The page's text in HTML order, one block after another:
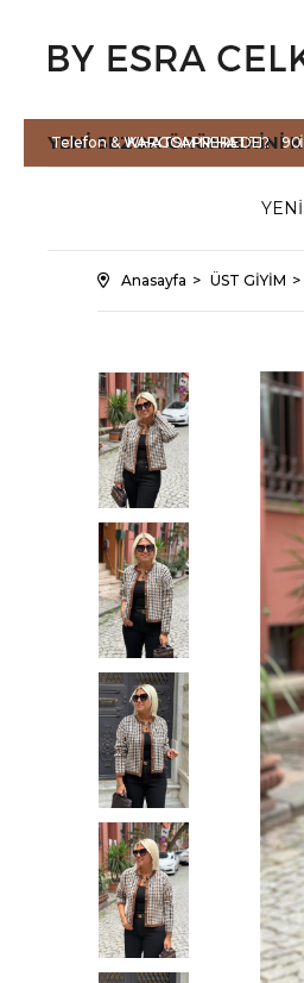
Telefon & WHATSAPP HATTI : 90
YENİ SEZONÜRÜNLERİNİ
KARGOM NEREDE?
Anasayfa ÜST GİYİM